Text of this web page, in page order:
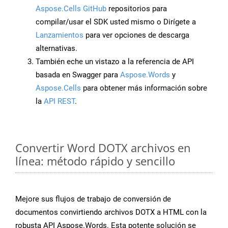
Aspose.Cells GitHub repositorios para
compilar/usar el SDK usted mismo o Dirígete a
Lanzamientos para ver opciones de descarga
alternativas.
También eche un vistazo a la referencia de API
basada en Swagger para Aspose.Words y
Aspose.Cells para obtener más información sobre
la API REST.
Convertir Word DOTX archivos en
línea: método rápido y sencillo
Mejore sus flujos de trabajo de conversión de
documentos convirtiendo archivos DOTX a HTML con la
robusta API Aspose.Words. Esta potente solución se